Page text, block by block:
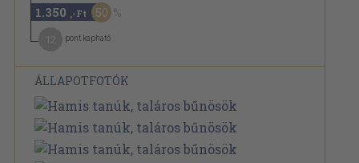
1.350 ,-Ft 50
pont kapható
ÁLLAPOTFOTÓK